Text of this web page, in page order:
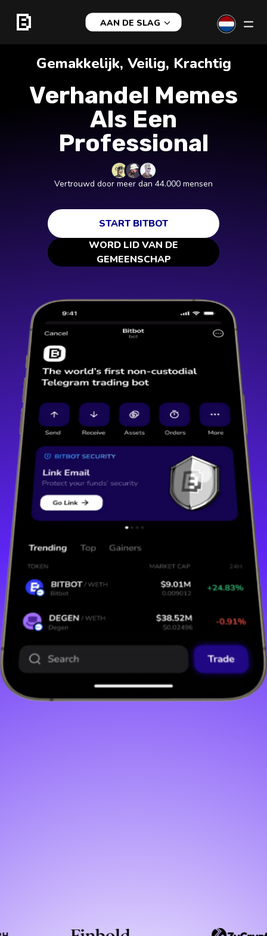
AAN DE SLAG
Gemakkelijk, Veilig, Krachtig
Verhandel Memes
Als Een
Professional
Vertrouwd door meer dan 44.000 mensen
START BITBOT
WORD LID VAN DE
GEMEENSCHAP